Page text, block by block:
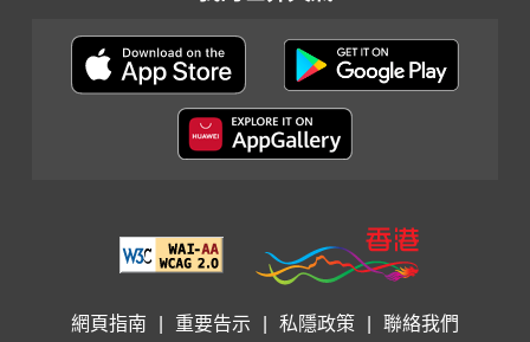
網頁指南 重要告示 私隱政策 聯絡我們